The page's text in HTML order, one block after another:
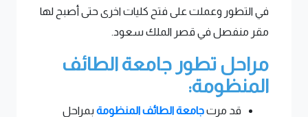
في التطور وعملت على فتح كليات اخرى حتى أصبح لها
مقر منفصل في قصر الملك سعود.
مراحل تطور جامعة الطائف
المنظومة:
قد مرتجامعة الطائف المنظومة بمراحل